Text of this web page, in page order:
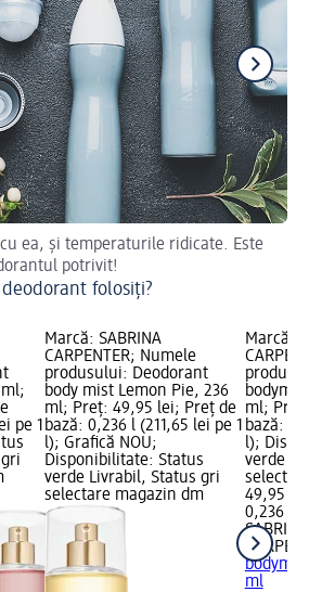
ea, și temperaturile ridicate. Este
potrivit!
folosiți?
pe 1
Marcă: SABRINA
CARPENTER; Numele
produsului: Deodorant
body mist Lemon Pie, 236
ml; Preț: 49,95 lei; Preț de
bază: 0,236 l (211,65 lei pe 1
l); Grafică NOU;
Disponibilitate: Status
verde Livrabil, Status gri
selectare magazin dm
Marcă:
ml;
bază:
l);
verde
49,95 lei
0,236 l
SABRINA
ml